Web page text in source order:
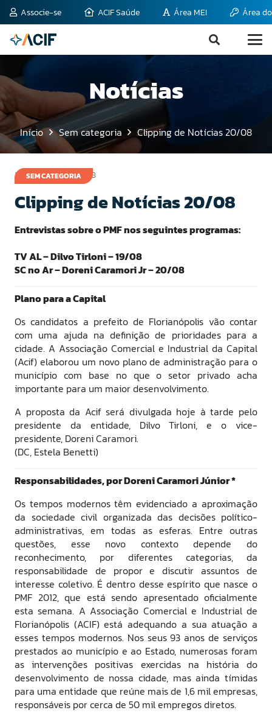
Associe-se ACIF Saúde Área MEI Área
Notícias
Início Sem categoria Clipping de Notícias 20/08
SEM CATEGORIA
20 de agosto de 2008
Clipping de Notícias 20/08
Entrevistas sobre o PMF nos seguintes programas:
TV AL – Dilvo Tirloni – 19/08
SC no Ar – Doreni Caramori Jr – 20/08
Plano para a Capital
Os candidatos a prefeito de Florianópolis vão contar
com uma ajuda na definição de prioridades para a
cidade. A Associação Comercial e Industrial da Capital
(Acif) elaborou um novo plano de administração para o
município com base no que o setor privado acha
importante para um maior desenvolvimento.
A proposta da Acif será divulgada hoje à tarde pelo
presidente da entidade, Dilvo Tirloni, e o vice-
presidente, Doreni Caramori.
(DC, Estela Benetti)
Responsabilidades, por Doreni Caramori Júnior *
Os tempos modernos têm evidenciado a aproximação
da sociedade civil organizada das decisões político-
administrativas, em todas as esferas. Entre outras
questões, esse novo contexto depende do
reconhecimento, por diferentes categorias, da
responsabilidade de propor e discutir assuntos de
interesse coletivo. É dentro desse espírito que nasce o
PMF 2012, que está sendo apresentado oficialmente
esta semana. A Associação Comercial e Industrial de
Florianópolis (ACIF) está adequando a sua atuação a
esses tempos modernos. Nos seus 93 anos de serviços
prestados ao município e ao Estado, numerosas foram
as intervenções positivas exercidas na história do
desenvolvimento de nossa cidade, mas ainda tímidas
para uma entidade que reúne mais de 1,6 mil empresas,
responsáveis por cerca de 50 mil empregos diretos.